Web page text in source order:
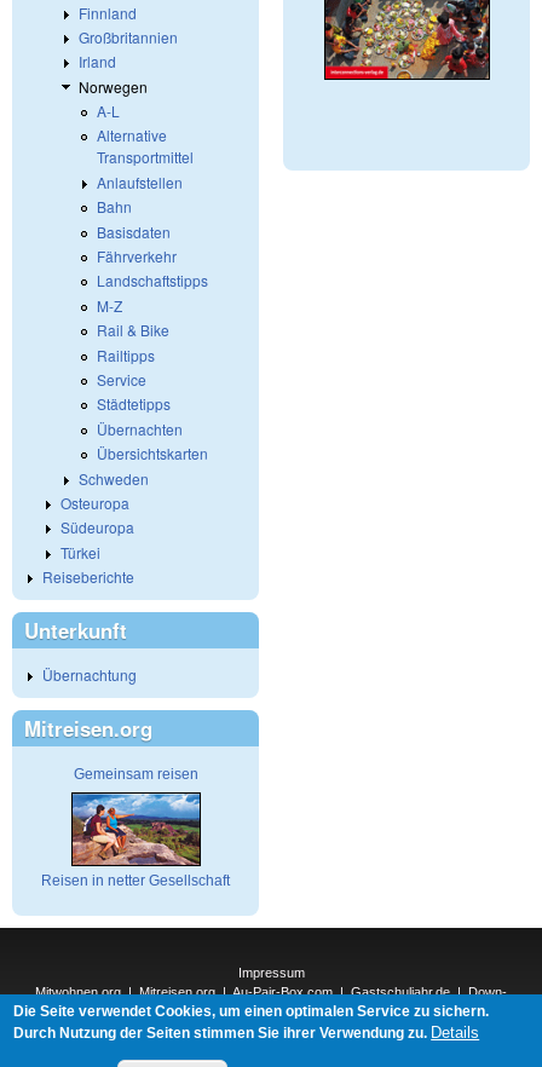
Finnland
Großbritannien
Irland
Norwegen
A-L
Alternative
Transportmittel
Anlaufstellen
Bahn
Basisdaten
Fährverkehr
Landschaftstipps
M-Z
Rail & Bike
Railtipps
Service
Städtetipps
Übernachten
Übersichtskarten
Schweden
Osteuropa
Südeuropa
Türkei
Reiseberichte
Unterkunft
Übernachtung
Mitreisen.org
Gemeinsam reisen
Reisen in netter Gesellschaft
Impressum
Mitwohnen.org|Mitreisen.org|Au-Pair-Box.com|Gastschuljahr.de|Down-
Under.org |Elderpair.com|
Interconnections-Verlag.de|Natur-und-Umwelt.org|ReiseTops.com|
Die Seite verwendet Cookies, um einen optimalen Service zu sichern.
Durch Nutzung der Seiten stimmen Sie ihrer Verwendung zu. Details